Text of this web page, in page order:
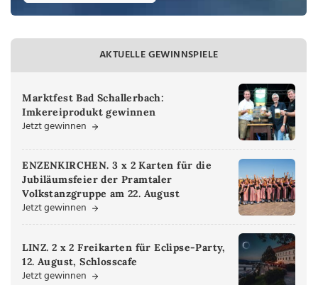
AKTUELLE GEWINNSPIELE
Marktfest Bad Schallerbach:
Imkereiprodukt gewinnen
Jetzt gewinnen
ENZENKIRCHEN. 3 x 2 Karten für die
Jubiläumsfeier der Pramtaler
Volkstanzgruppe am 22. August
Jetzt gewinnen
LINZ. 2 x 2 Freikarten für Eclipse-Party,
12. August, Schlosscafe
Jetzt gewinnen